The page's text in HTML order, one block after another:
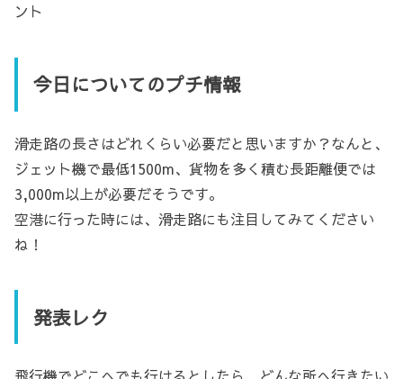
ント
今日についてのプチ情報
滑走路の長さはどれくらい必要だと思いますか？なんと、
ジェット機で最低1500m、貨物を多く積む長距離便では
3,000m以上が必要だそうです。
空港に行った時には、滑走路にも注目してみてください
ね！
発表レク